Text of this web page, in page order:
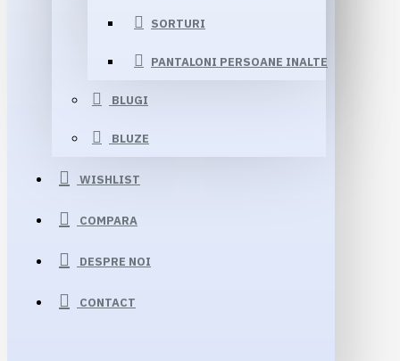
SORTURI
PANTALONI PERSOANE INALTE
BLUGI
BLUZE
WISHLIST
COMPARA
DESPRE NOI
CONTACT